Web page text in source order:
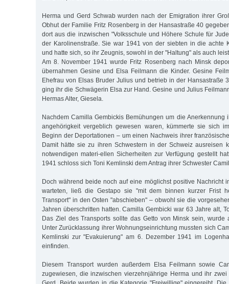
Herma und Gerd Schwab wurden nach der Emigration ihrer
Obhut der Familie Fritz Rosenberg in der Hansastraße 40
dort aus die inzwischen "Volksschule und Höhere Schule für
der Karolinenstraße. Sie war 1941 von der siebten in die achte
und hatte sich, so ihr Zeugnis, sowohl in der "Haltung" als auch
Am 8. November 1941 wurde Fritz Rosenberg nach Minsk
übernahmen Gesine und Elsa Feilmann die Kinder. Gesine
Ehefrau von Elsas Bruder Julius und betrieb in der Hansastraße
ging ihr die Schwägerin Elsa zur Hand. Gesine und Julius
Hermas Alter, Giesela.
Nachdem Camilla Gembickis Bemühungen um die Anerkennung
angehörigkeit vergeblich gewesen waren, kümmerte sie sich
Beginn der Deportationen – um einen Nachweis ihrer
Damit hätte sie zu ihren Schwestern in der Schweiz ausreisen
notwendigen materi-ellen Sicherheiten zur Verfügung gestellt
1941 schloss sich Toni Kemlinski dem Antrag ihrer Schwester
Doch während beide noch auf eine möglichst positive Nachricht
warteten, ließ die Gestapo sie "mit dem binnen kurzer Frist
Transport" in den Osten "abschieben" – obwohl sie die
Jahren überschritten hatten. Camilla Gembicki war 63 Jahre alt,
Das Ziel des Transports sollte das Getto von Minsk sein, wurde
Unter Zurücklassung ihrer Wohnungseinrichtung mussten sich
Kemlinski zur "Evakuierung" am 6. Dezember 1941 im
einfinden.
Diesem Transport wurden außerdem Elsa Feilmann sowie
zugewiesen, die inzwischen vierzehnjährige Herma und ihr